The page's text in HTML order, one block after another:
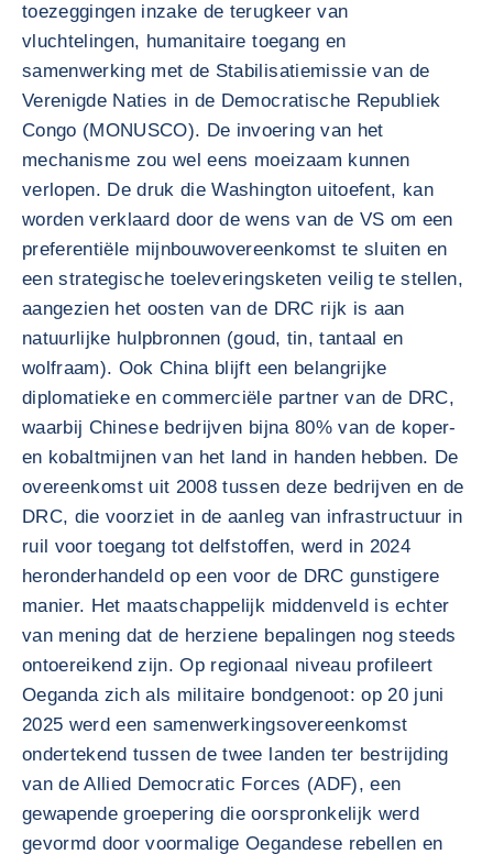
toezeggingen inzake de terugkeer van
vluchtelingen, humanitaire toegang en
samenwerking met de Stabilisatiemissie van de
Verenigde Naties in de Democratische Republiek
Congo (MONUSCO). De invoering van het
mechanisme zou wel eens moeizaam kunnen
verlopen. De druk die Washington uitoefent, kan
worden verklaard door de wens van de VS om een
preferentiële mijnbouwovereenkomst te sluiten en
een strategische toeleveringsketen veilig te stellen,
aangezien het oosten van de DRC rijk is aan
natuurlijke hulpbronnen (goud, tin, tantaal en
wolfraam). Ook China blijft een belangrijke
diplomatieke en commerciële partner van de DRC,
waarbij Chinese bedrijven bijna 80% van de koper-
en kobaltmijnen van het land in handen hebben. De
overeenkomst uit 2008 tussen deze bedrijven en de
DRC, die voorziet in de aanleg van infrastructuur in
ruil voor toegang tot delfstoffen, werd in 2024
heronderhandeld op een voor de DRC gunstigere
manier. Het maatschappelijk middenveld is echter
van mening dat de herziene bepalingen nog steeds
ontoereikend zijn. Op regionaal niveau profileert
Oeganda zich als militaire bondgenoot: op 20 juni
2025 werd een samenwerkingsovereenkomst
ondertekend tussen de twee landen ter bestrijding
van de Allied Democratic Forces (ADF), een
gewapende groepering die oorspronkelijk werd
gevormd door voormalige Oegandese rebellen en